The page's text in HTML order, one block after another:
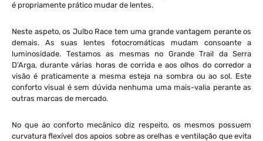
é propriamente prático mudar de lentes.
Neste aspeto, os Julbo Race tem uma grande vantagem perante os
demais. As suas lentes fotocromáticas mudam consoante a
luminosidade. Testamos as mesmas no Grande Trail da Serra
D’Arga, durante várias horas de corrida e aos olhos do corredor a
visão é praticamente a mesma esteja na sombra ou ao sol. Este
conforto visual é sem dúvida nenhuma uma mais-valia perante as
outras marcas de mercado.
No que ao conforto mecânico diz respeito, os mesmos possuem
curvatura flexível dos apoios sobre as orelhas e ventilação que evita